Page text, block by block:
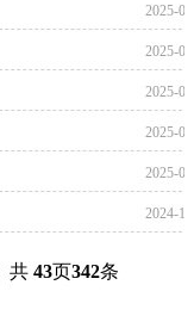
2025-
2025-
2025-
2025-
2025-
2024-
共43页342条